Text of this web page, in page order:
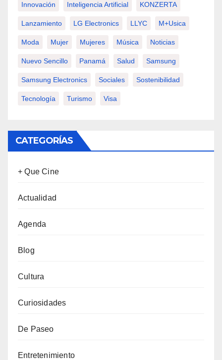
Innovación Inteligencia Artificial KONZERTA
Lanzamiento LG Electronics LLYC M+usica
Moda Mujer Mujeres Música Noticias
Nuevo Sencillo Panamá Salud Samsung
Samsung Electronics Sociales Sostenibilidad
Tecnología Turismo Visa
CATEGORÍAS
+ Que Cine
Actualidad
Agenda
Blog
Cultura
Curiosidades
De Paseo
Entretenimiento